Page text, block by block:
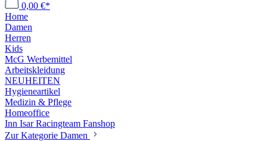
0,00 €*
Home
Damen
Herren
Kids
McG Werbemittel
Arbeitskleidung
NEUHEITEN
Hygieneartikel
Medizin & Pflege
Homeoffice
Inn Isar Racingteam Fanshop
Zur Kategorie Damen